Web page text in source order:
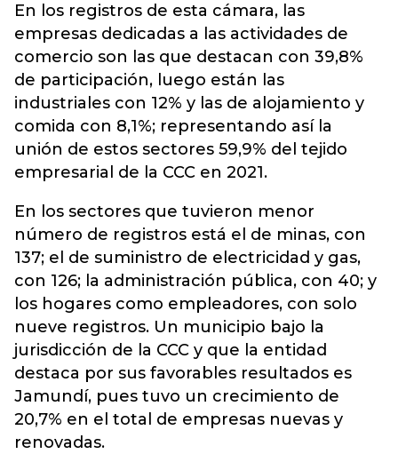
En los registros de esta cámara, las
empresas dedicadas a las actividades de
comercio son las que destacan con 39,8%
de participación, luego están las
industriales con 12% y las de alojamiento y
comida con 8,1%; representando así la
unión de estos sectores 59,9% del tejido
empresarial de la CCC en 2021.
En los sectores que tuvieron menor
número de registros está el de minas, con
137; el de suministro de electricidad y gas,
con 126; la administración pública, con 40; y
los hogares como empleadores, con solo
nueve registros. Un municipio bajo la
jurisdicción de la CCC y que la entidad
destaca por sus favorables resultados es
Jamundí, pues tuvo un crecimiento de
20,7% en el total de empresas nuevas y
renovadas.